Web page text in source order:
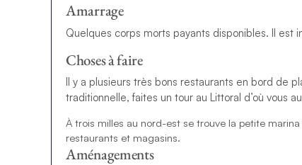
Amarrage
Quelques corps morts payants disponibles. Il
Choses à faire
Il y a plusieurs très bons restaurants en bord de
traditionnelle, faites un tour au Littoral d’où vous
À trois milles au nord-est se trouve la petite
restaurants et magasins.
Aménagements